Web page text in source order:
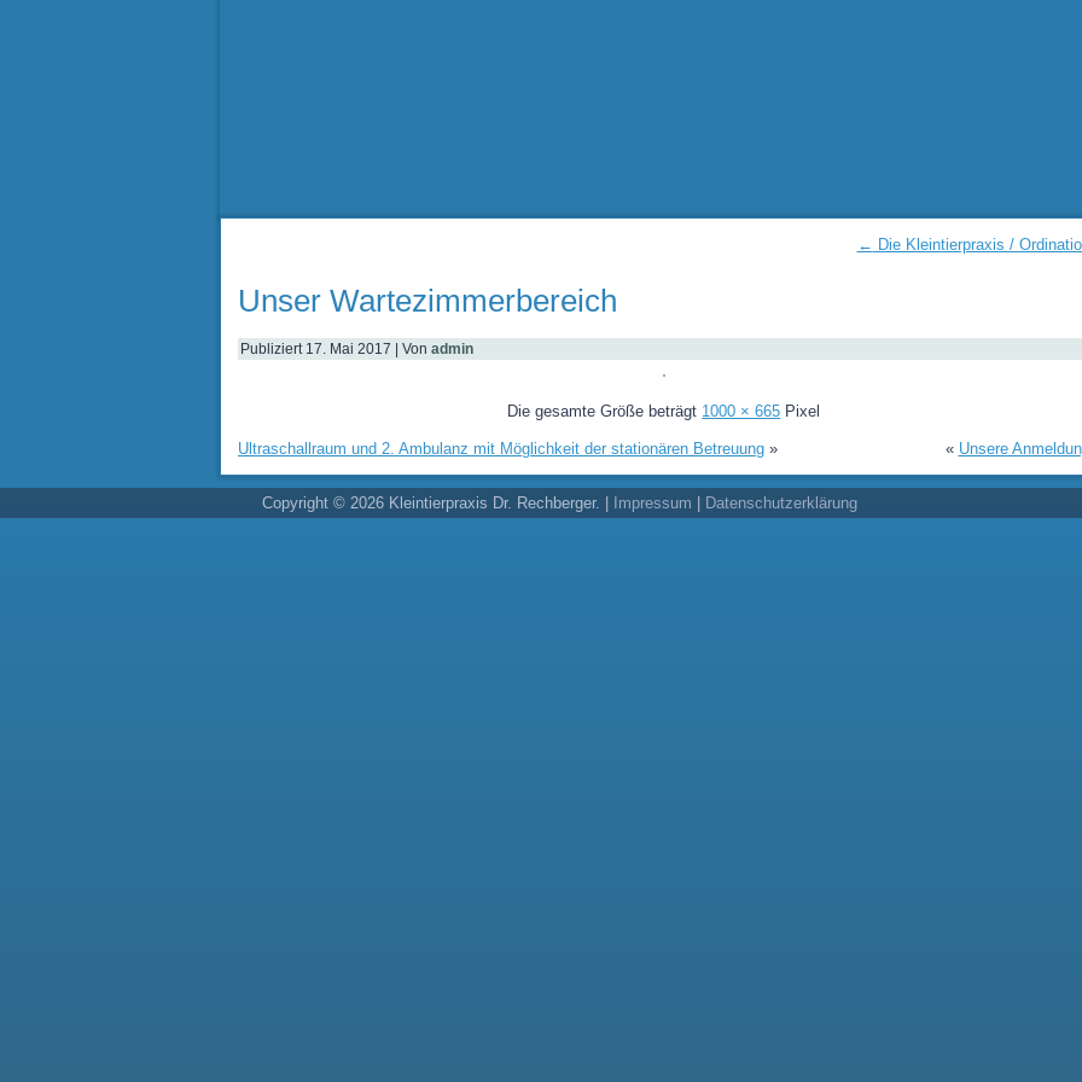
← Die Kleintierpraxis /
Unser Wartezimmerbereich
Publiziert 17. Mai 2017 Von admin
Die gesamte Größe beträgt 1000 × 665 Pixel
Ultraschallraum und 2. Ambulanz mit Möglichkeit der stationären Betreuung » « Unsere
Copyright © 2026 Kleintierpraxis Dr. Rechberger. | Impressum Datenschutzerklärung